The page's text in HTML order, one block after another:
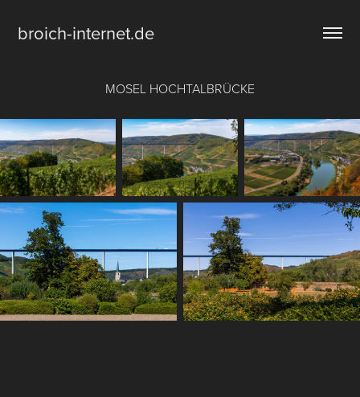
broich-internet.de
MOSEL HOCHTALBRÜCKE